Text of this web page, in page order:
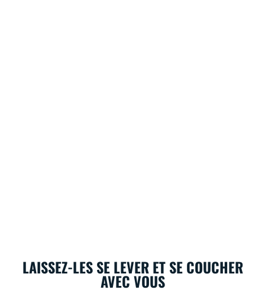
LAISSEZ-LES SE LEVER ET SE COUCHER
AVEC VOUS